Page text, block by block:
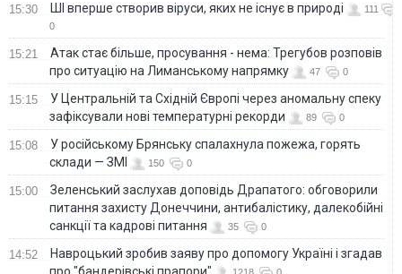
15:30 ШІ вперше створив віруси, яких не існує в природі
111
0
15:21
Атак стає більше, просування - нема: Трегубов розповів
про ситуацію на Лиманському напрямку
47 0
15:15
У Центральній та Східній Європі через аномальну спеку
зафіксували нові температурні рекорди
89 0
15:08
У російському Брянську спалахнула пожежа, горять
склади — ЗМІ
150 0
15:00
Зеленський заслухав доповідь Драпатого: обговорили
питання захисту Донеччини, антибалістику, далекобійні
санкції та кадрові питання
35 0
14:52
Навроцький зробив заяву про допомогу Україні і згадав